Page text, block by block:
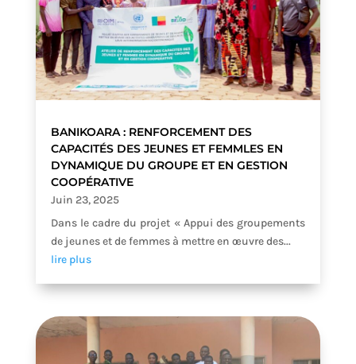
BANIKOARA : RENFORCEMENT DES
CAPACITÉS DES JEUNES ET FEMMLES EN
DYNAMIQUE DU GROUPE ET EN GESTION
COOPÉRATIVE
Juin 23, 2025
Dans le cadre du projet « Appui des groupements
de jeunes et de femmes à mettre en œuvre des...
lire plus